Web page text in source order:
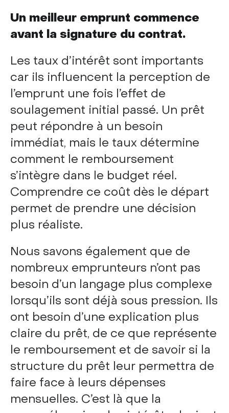
Un meilleur emprunt commence
avant la signature du contrat.
Les taux d’intérêt sont importants
car ils influencent la perception de
l’emprunt une fois l’effet de
soulagement initial passé. Un prêt
peut répondre à un besoin
immédiat, mais le taux détermine
comment le remboursement
s’intègre dans le budget réel.
Comprendre ce coût dès le départ
permet de prendre une décision
plus réaliste.
Nous savons également que de
nombreux emprunteurs n’ont pas
besoin d’un langage plus complexe
lorsqu’ils sont déjà sous pression. Ils
ont besoin d’une explication plus
claire du prêt, de ce que représente
le remboursement et de savoir si la
structure du prêt leur permettra de
faire face à leurs dépenses
mensuelles. C’est là que la